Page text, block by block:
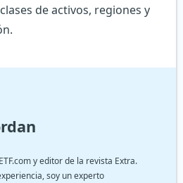
de activos, regiones y
y editor de la revista Extra.
soy un experto